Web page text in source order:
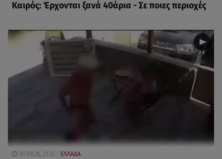
Καιρός: Έρχονται ξανά 40άρια - Σε ποιες περιοχές
07.08.26, 21:32 ΕΛΛΑΔΑ